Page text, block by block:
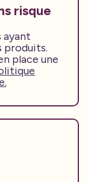
risque
ayant
produits.
place une